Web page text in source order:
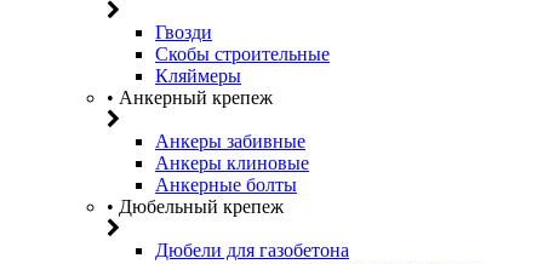
Гвозди
Скобы строительные
Кляймеры
• Анкерный крепеж
Анкеры забивные
Анкеры клиновые
Анкерные болты
• Дюбельный крепеж
Дюбели для газобетона